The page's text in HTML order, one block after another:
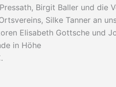
Birgit Baller und die
Silke Tanner an
Elisabeth Gottsche und
in Höhe